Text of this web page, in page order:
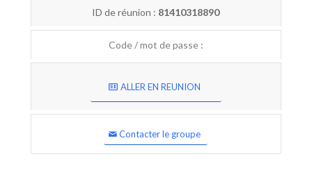
ID de réunion : 81410318890
Code / mot de passe :
ALLER EN REUNION
Contacter le groupe